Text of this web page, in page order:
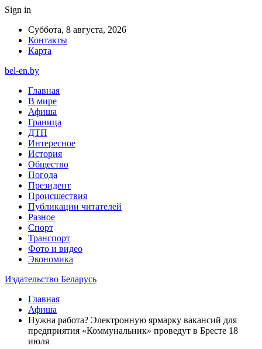
Sign in
Суббота, 8 августа, 2026
Контакты
Карта
bel-en.by
Главная
В мире
Афиша
Граница
ДТП
Интересное
История
Общество
Погода
Президент
Происшествия
Публикации читателей
Разное
Спорт
Транспорт
Фото и видео
Экономика
Издательство Беларусь
Главная
Афиша
Нужна работа? Электронную ярмарку вакансий для
предприятия «Коммунальник» проведут в Бресте 18
июля